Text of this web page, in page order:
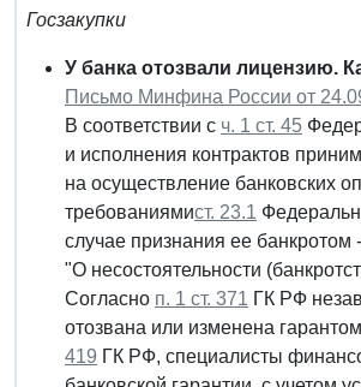
Госзакупки
У банка отозвали лицензию.
Письмо Минфина России от
В соответствии с ч. 1 ст. 45
и исполнения контрактов
на осуществление банковских
требованиямист. 23.1
случае признания ее
"О несостоятельности
Согласно п. 1 ст. 371 ГК РФ
отозвана или изменена
419 ГК РФ, специалисты